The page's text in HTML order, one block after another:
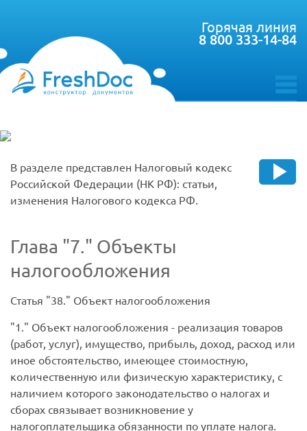
toggle
Горячая линия
8 800 333-14-84
В разделе представлен Налоговый кодекс
Российской Федерации (НК РФ): статьи,
изменения Налогового кодекса РФ.
Глава 7.
Объекты
налогообложения
Статья 38.
Объект налогообложения
1.
Объект налогообложения - реализация товаров
(работ, услуг), имущество, прибыль, доход, расход или
иное обстоятельство, имеющее стоимостную,
количественную или физическую характеристику, с
наличием которого законодательство о налогах и
сборах связывает возникновение у
налогоплательщика обязанности по уплате налога.